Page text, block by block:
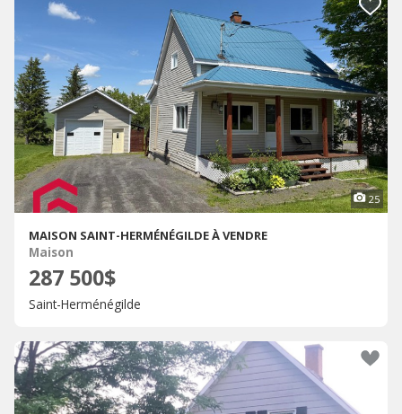
25
MAISON SAINT-HERMÉNÉGILDE À VENDRE
Maison
287 500$
Saint-Herménégilde